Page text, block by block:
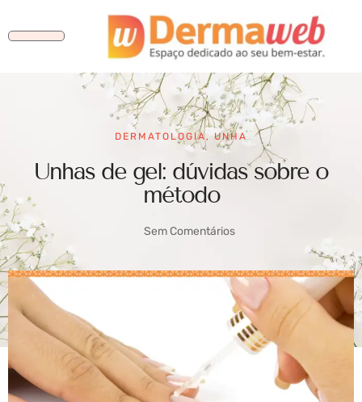
DERMATOLOGIA, UNHA
Unhas de gel: dúvidas sobre o
método
Sem Comentários